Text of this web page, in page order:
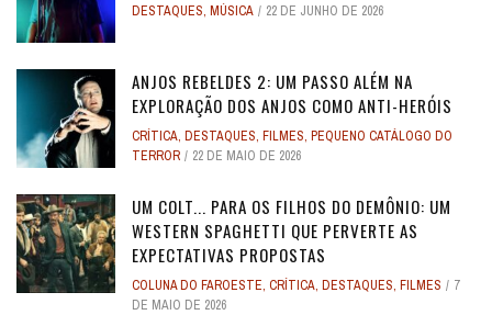
DESTAQUES, MÚSICA 22 DE JUNHO DE 2026
ANJOS REBELDES 2: UM PASSO ALÉM NA
EXPLORAÇÃO DOS ANJOS COMO ANTI-HERÓIS
CRÍTICA, DESTAQUES, FILMES, PEQUENO CATÁLOGO DO
TERROR
22 DE MAIO DE 2026
UM COLT... PARA OS FILHOS DO DEMÔNIO: UM
WESTERN SPAGHETTI QUE PERVERTE AS
EXPECTATIVAS PROPOSTAS
COLUNA DO FAROESTE, CRÍTICA, DESTAQUES, FILMES
7
DE MAIO DE 2026